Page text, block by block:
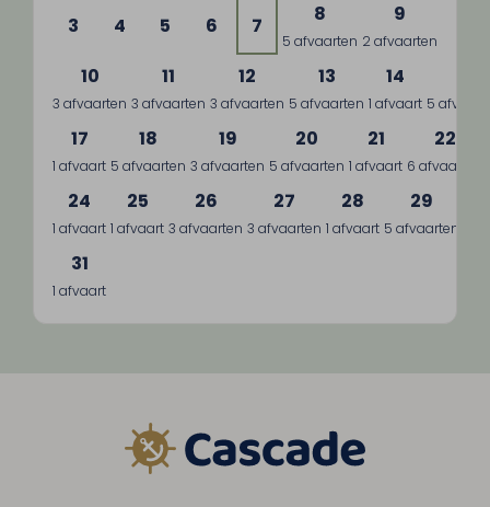
3 4 5 6 7 8
5 afvaarten
9
2 afvaarten
10
3 afvaarten
11
3 afvaarten
12
3 afvaarten
13
5 afvaarten
14
1 afvaart 5
17
1 afvaart
18
5 afvaarten
19
3 afvaarten
20
5 afvaarten
21
1 afvaart
22
6 afvaarten
24
1 afvaart
25
1 afvaart
26
3 afvaarten
27
3 afvaarten
28
1 afvaart
29
5 afvaarten
31
1 afvaart